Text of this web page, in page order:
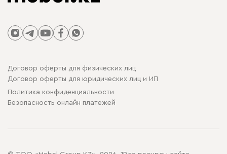
Договор оферты для физических лиц
Договор оферты для юридических лиц и ИП
Политика конфиденциальности
Безопасность онлайн платежей